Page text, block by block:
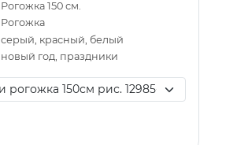
Рогожка 150 см.
Рогожка
серый, красный, белый
новый год, праздники